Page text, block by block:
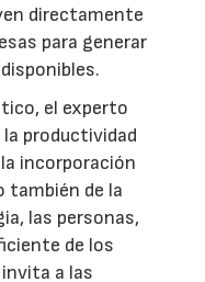
directamente
para generar
el experto
productividad
incorporación
también de la
las personas,
de los
a las